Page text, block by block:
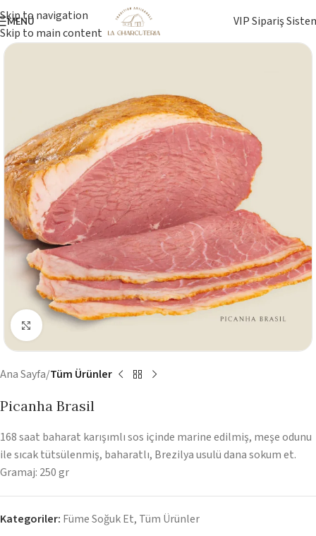
Skip to navigation
Skip to main content
MENÜ VIP Sipariş
Görüntüyü Büyüt
Ana Sayfa Tüm Ürünler
Picanha Brasil
168 saat baharat karışımlı sos içinde marine edilmiş, meşe odunu
ile sıcak tütsülenmiş, baharatlı, Brezilya usulü dana sokum et.
Gramaj: 250 gr
Kategoriler: Füme Soğuk Et, Tüm Ürünler